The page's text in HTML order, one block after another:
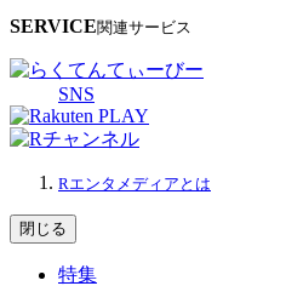
SERVICE関連サービス
SNS
Rエンタメディアとは
閉じる
特集